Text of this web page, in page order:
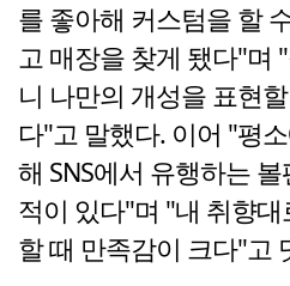
를 좋아해 커스텀을 할
고 매장을 찾게 됐다"며
니 나만의 개성을 표현
다"고 말했다. 이어 "평
해 SNS에서 유행하는
적이 있다"며 "내 취향
할 때 만족감이 크다"고